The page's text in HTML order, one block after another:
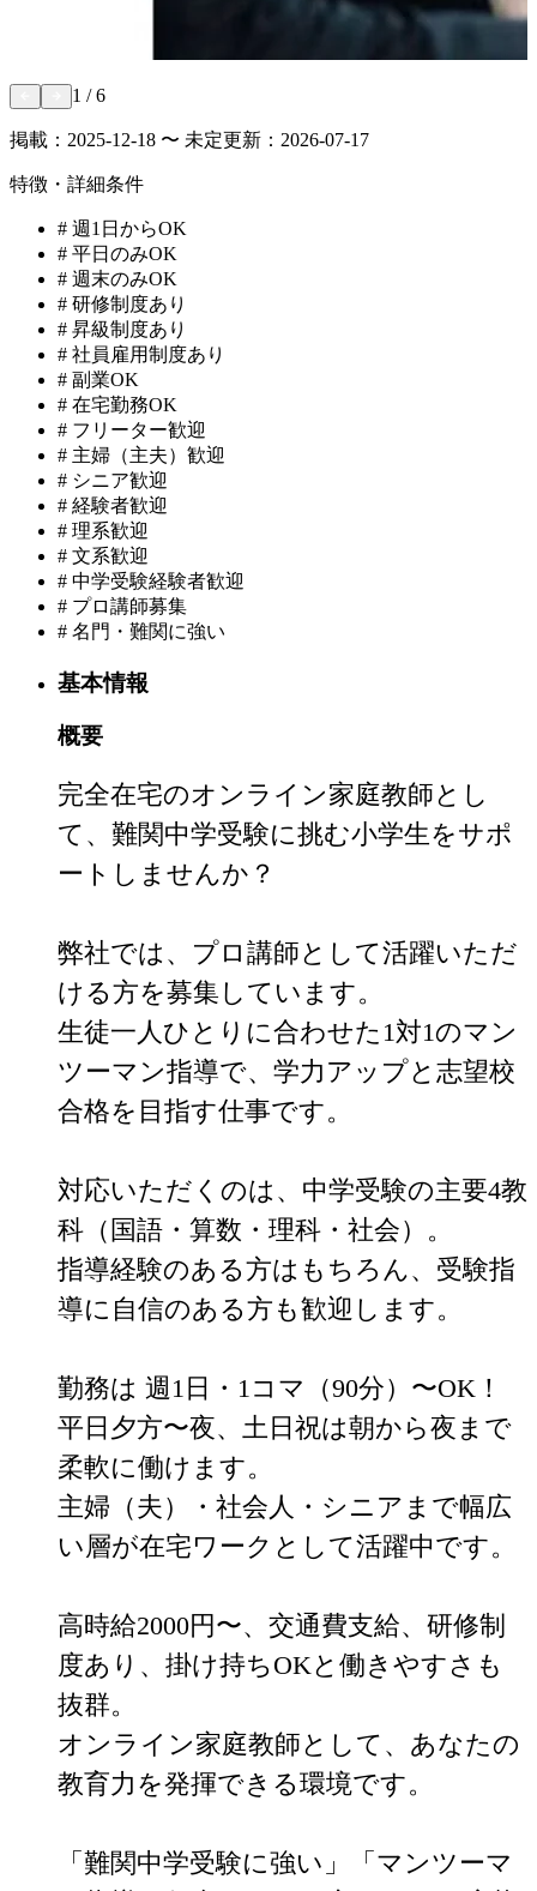
1 /6
掲載： 2025-12-18 〜 未定更新： 2026-07-17
特徴・詳細条件
# 週1日からOK
# 平日のみOK
# 週末のみOK
# 研修制度あり
# 昇級制度あり
# 社員雇用制度あり
# 副業OK
# 在宅勤務OK
# フリーター歓迎
# 主婦（主夫）歓迎
# シニア歓迎
# 経験者歓迎
# 理系歓迎
# 文系歓迎
# 中学受験経験者歓迎
# プロ講師募集
# 名門・難関に強い
基本情報
概要
完全在宅のオンライン家庭教師とし
て、難関中学受験に挑む小学生をサポ
ートしませんか？
弊社では、プロ講師として活躍いただ
ける方を募集しています。
生徒一人ひとりに合わせた1対1のマン
ツーマン指導で、学力アップと志望校
合格を目指す仕事です。
対応いただくのは、中学受験の主要4教
科（国語・算数・理科・社会）。
指導経験のある方はもちろん、受験指
導に自信のある方も歓迎します。
勤務は 週1日・1コマ（90分）〜OK！
平日夕方〜夜、土日祝は朝から夜まで
柔軟に働けます。
主婦（夫）・社会人・シニアまで幅広
い層が在宅ワークとして活躍中です。
高時給2000円〜、交通費支給、研修制
度あり、掛け持ちOKと働きやすさも
抜群。
オンライン家庭教師として、あなたの
教育力を発揮できる環境です。
「難関中学受験に強い」「マンツーマ